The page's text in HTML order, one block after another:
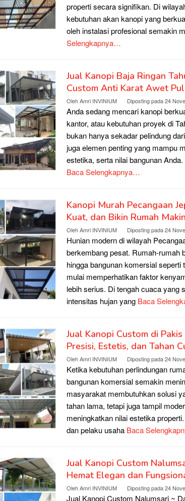
properti secara signifikan. Di
kebutuhan akan kanopi yang
oleh instalasi profesional semakin
Selengkapnya…
Jual Kanopi Baja Ringan
Custom Anti Karat Awet
OlehAmri INVINIUM Diposting pada24
Anda sedang mencari kanopi
kantor, atau kebutuhan proyek di
bukan hanya sekadar pelindung
juga elemen penting yang mampu
estetika, serta nilai bangunan
Baca Selengkapnya…
Kanopi Murah Pecangaan
Kuat, dan Bikin Rumah
OlehAmri INVINIUM Diposting pada24
Hunian modern di wilayah
berkembang pesat. Rumah-rumah
hingga bangunan komersial seperti
mulai memperhatikan faktor
lebih serius. Di tengah cuaca yang
intensitas hujan yang Baca
Jual Kanopi Custom di
Presisi, Estetis, dan Tahan
OlehAmri INVINIUM Diposting pada24
Ketika kebutuhan perlindungan
bangunan komersial semakin
masyarakat membutuhkan solusi
tahan lama, tetapi juga tampil
meningkatkan nilai estetika
dan pelaku usaha Baca
Jual Kanopi Custom
Hemat Elegan dan
OlehAmri INVINIUM Diposting pada24
Jual Kanopi Custom Nalumsari ~